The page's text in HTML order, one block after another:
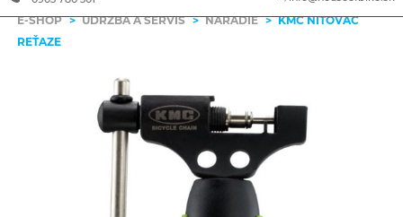
E-SHOP > ÚDRŽBA A SERVIS > NÁRADIE > KMC NITOVAČ
REŤAZE